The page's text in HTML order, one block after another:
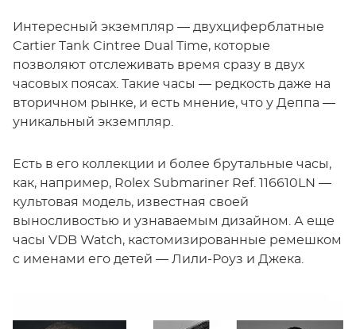
Интересный экземпляр — двухциферблатные
Cartier Tank Cintree Dual Time, которые
позволяют отслеживать время сразу в двух
часовых поясах. Такие часы — редкость даже на
вторичном рынке, и есть мнение, что у Деппа —
уникальный экземпляр.
Есть в его коллекции и более брутальные часы,
как, например, Rolex Submariner Ref. 116610LN —
культовая модель, известная своей
выносливостью и узнаваемым дизайном. А еще
часы VDB Watch, кастомизированные ремешком
с именами его детей — Лили-Роуз и Джека.